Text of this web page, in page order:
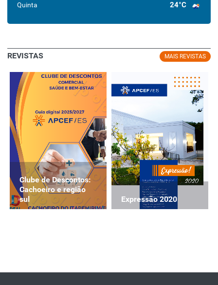
Quinta 24°C
MAIS REVISTAS
REVISTAS
Clube de Descontos:
Cachoeiro e região
sul
Expressão 2020